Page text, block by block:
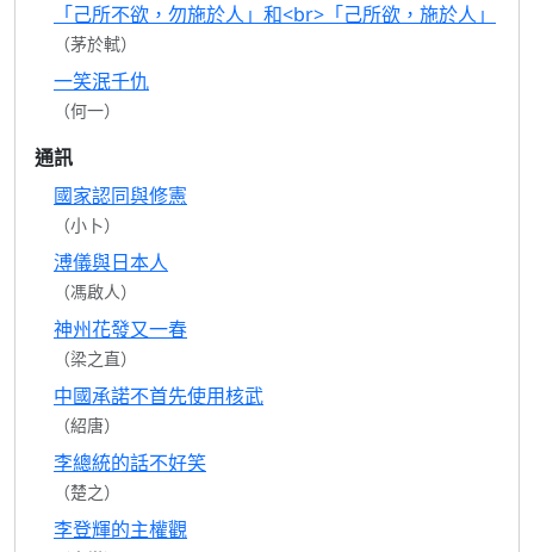
「己所不欲，勿施於人」和<br>「己所欲，施於人」
（茅於軾）
一笑泯千仇
（何一）
通訊
國家認同與修憲
（小卜）
溥儀與日本人
（馮啟人）
神州花發又一春
（梁之直）
中國承諾不首先使用核武
（紹唐）
李總統的話不好笑
（楚之）
李登輝的主權觀